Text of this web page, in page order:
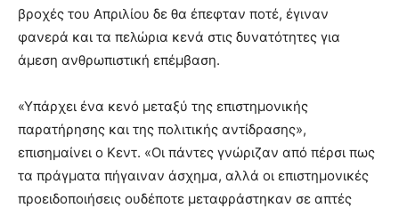
βροχές του Απριλίου δε θα έπεφταν ποτέ, έγιναν
φανερά και τα πελώρια κενά στις δυνατότητες για
άμεση ανθρωπιστική επέμβαση.
«Υπάρχει ένα κενό μεταξύ της επιστημονικής
παρατήρησης και της πολιτικής αντίδρασης»,
επισημαίνει ο Κεντ. «Οι πάντες γνώριζαν από πέρσι πως
τα πράγματα πήγαιναν άσχημα, αλλά οι επιστημονικές
προειδοποιήσεις ουδέποτε μεταφράστηκαν σε απτές